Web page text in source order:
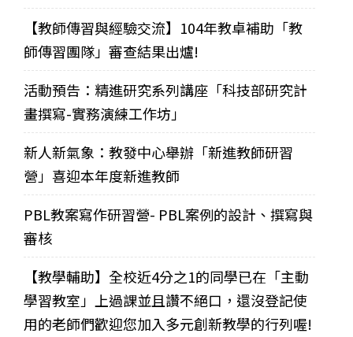
【教師傳習與經驗交流】104年教卓補助「教
師傳習團隊」審查結果出爐!
活動預告：精進研究系列講座「科技部研究計
畫撰寫-實務演練工作坊」
新人新氣象：教發中心舉辦「新進教師研習
營」喜迎本年度新進教師
PBL教案寫作研習營- PBL案例的設計、撰寫與
審核
【教學輔助】全校近4分之1的同學已在「主動
學習教室」上過課並且讚不絕口，還沒登記使
用的老師們歡迎您加入多元創新教學的行列喔!